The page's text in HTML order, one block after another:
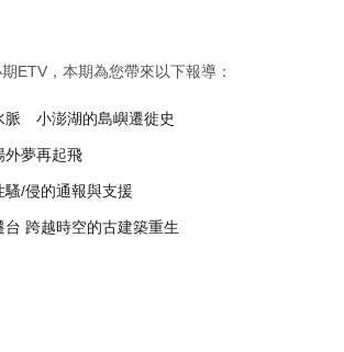
ETV ，本期為您帶來以下報導：
脈 小澎湖的島嶼遷徙史
外夢再起飛
騷/侵的通報與支援
台 跨越時空的古建築重生